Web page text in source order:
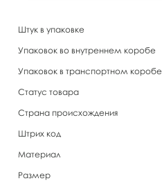
Штук в упаковке
Упаковок во внутреннем коробе
Упаковок в транспортном коробе
Статус товара
Страна происхождения
Штрих код
Материал
Размер